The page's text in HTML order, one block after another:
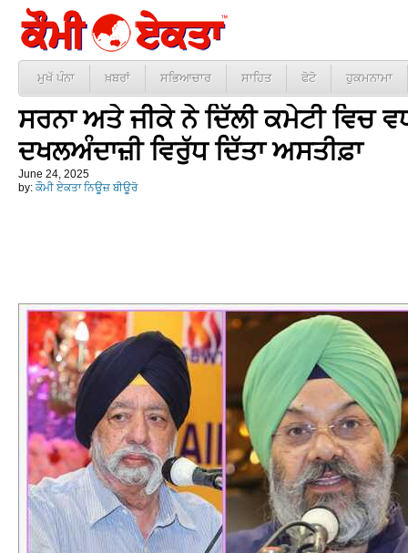
ਮੁਖੱ ਪੰਨਾ ਖ਼ਬਰਾਂ ਸਭਿਆਚਾਰ ਸਾਹਿਤ ਫੋਟੋ ਹੁਕਮਨਾਮਾ
ਸਰਨਾ ਅਤੇ ਜੀਕੇ ਨੇ ਦਿੱਲੀ ਕਮੇਟੀ ਵਿਚ
ਦਖਲਅੰਦਾਜ਼ੀ ਵਿਰੁੱਧ ਦਿੱਤਾ ਅਸਤੀਫ਼ਾ
June 24, 2025
by: ਕੌਮੀ ਏਕਤਾ ਨਿਊਜ਼ ਬੀਊਰੋ